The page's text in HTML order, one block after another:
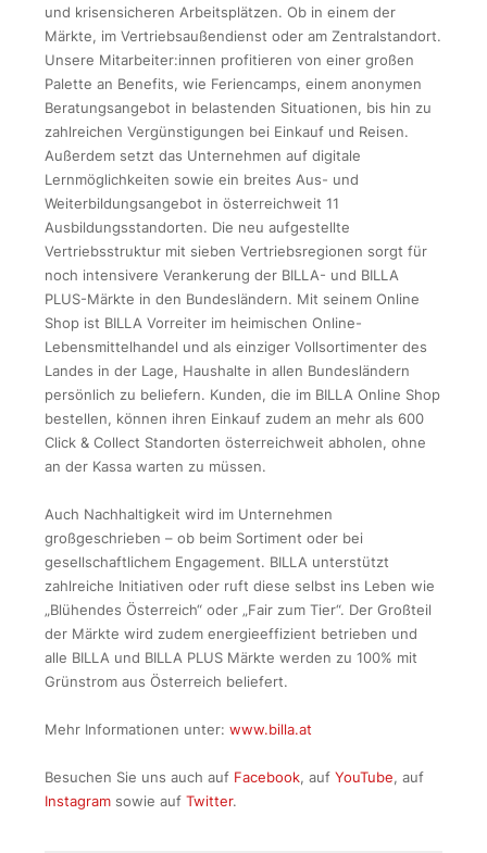
und krisensicheren Arbeitsplätzen. Ob in einem der
Märkte, im Vertriebsaußendienst oder am Zentralstandort.
Unsere Mitarbeiter:innen profitieren von einer großen
Palette an Benefits, wie Feriencamps, einem anonymen
Beratungsangebot in belastenden Situationen, bis hin zu
zahlreichen Vergünstigungen bei Einkauf und Reisen.
Außerdem setzt das Unternehmen auf digitale
Lernmöglichkeiten sowie ein breites Aus- und
Weiterbildungsangebot in österreichweit 11
Ausbildungsstandorten. Die neu aufgestellte
Vertriebsstruktur mit sieben Vertriebsregionen sorgt für
noch intensivere Verankerung der BILLA- und BILLA
PLUS-Märkte in den Bundesländern. Mit seinem Online
Shop ist BILLA Vorreiter im heimischen Online-
Lebensmittelhandel und als einziger Vollsortimenter des
Landes in der Lage, Haushalte in allen Bundesländern
persönlich zu beliefern. Kunden, die im BILLA Online Shop
bestellen, können ihren Einkauf zudem an mehr als 600
Click & Collect Standorten österreichweit abholen, ohne
an der Kassa warten zu müssen.
Auch Nachhaltigkeit wird im Unternehmen
großgeschrieben – ob beim Sortiment oder bei
gesellschaftlichem Engagement. BILLA unterstützt
zahlreiche Initiativen oder ruft diese selbst ins Leben wie
„Blühendes Österreich“ oder „Fair zum Tier“. Der Großteil
der Märkte wird zudem energieeffizient betrieben und
alle BILLA und BILLA PLUS Märkte werden zu 100% mit
Grünstrom aus Österreich beliefert.
Mehr Informationen unter: www.billa.at
Besuchen Sie uns auch auf Facebook, auf YouTube, auf
Instagram sowie auf Twitter.